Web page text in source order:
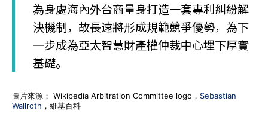
為身處海內外台商量身打造一套專利糾紛解
決機制，故長遠將形成規範競爭優勢，為下
一步成為亞太智慧財產權仲裁中心埋下厚實
基礎。
圖片來源； Wikipedia Arbitration Committee logo， Sebastian
Wallroth ，維基百科